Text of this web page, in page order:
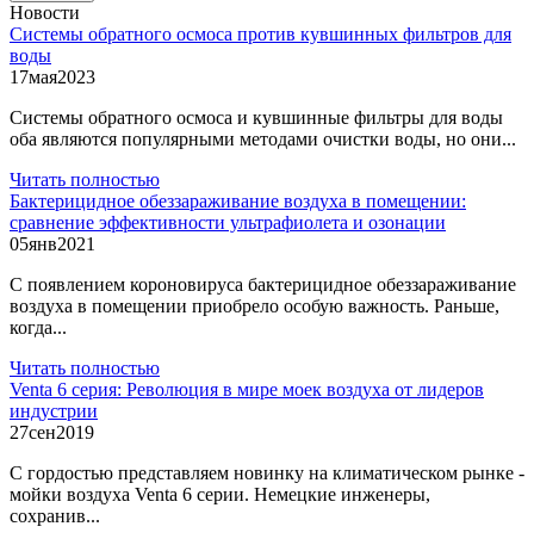
Новости
Системы обратного осмоса против кувшинных фильтров для
воды
17мая2023
Системы обратного осмоса и кувшинные фильтры для воды
оба являются популярными методами очистки воды, но они...
Читать полностью
Бактерицидное обеззараживание воздуха в помещении:
сравнение эффективности ультрафиолета и озонации
05янв2021
С появлением короновируса бактерицидное обеззараживание
воздуха в помещении приобрело особую важность. Раньше,
когда...
Читать полностью
Venta 6 серия: Революция в мире моек воздуха от лидеров
индустрии
27сен2019
С гордостью представляем новинку на климатическом рынке -
мойки воздуха Venta 6 серии. Немецкие инженеры,
сохранив...